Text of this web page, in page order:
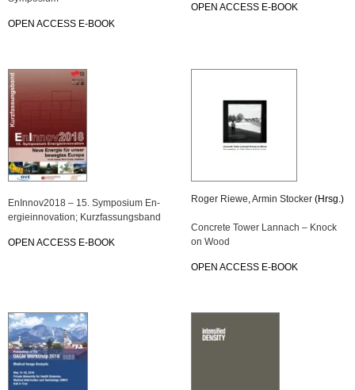
OPEN AC­CESS E-BOOK
OPEN AC­CESS E-BOOK
En­In­no­v2018 – 15. Sym­po­si­um En­
er­gie­in­no­va­ti­on; Kurz­fas­sungs­band
OPEN AC­CESS E-BOOK
Roger Riewe,Armin Sto­cker (Hrsg.)
Con­cre­te Tower Lan­nach – Knock
on Wood
OPEN AC­CESS E-BOOK